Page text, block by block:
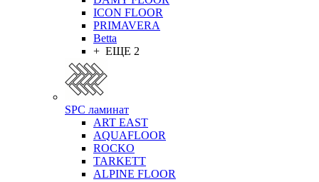
ICON FLOOR
PRIMAVERA
Betta
+ ЕЩЕ 2
SPC ламинат
ART EAST
AQUAFLOOR
ROCKO
TARKETT
ALPINE FLOOR